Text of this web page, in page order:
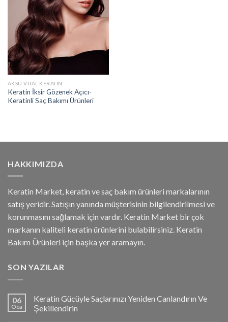
AKSU VITAL KERATIN
Keratin İksir Gözenek Açıcı-
Keratinli Saç Bakımı Ürünleri
HAKKIMIZDA
Keratin Market, keratin ve saç bakım ürünleri markalarının
satış yeridir. Satışın yanında müşterisinin bilgilendirilmesi ve
korunmasını sağlamak için vardır. Keratin Market bir çok
markanın kaliteli keratin ürünlerini bulabilirsiniz. Keratin
Bakım Ürünleri için başka yer aramayın.
SON YAZILAR
06
Oca
Keratin Gücüyle Saçlarınızı Yeniden Canlandırın Ve
Şekillendirin